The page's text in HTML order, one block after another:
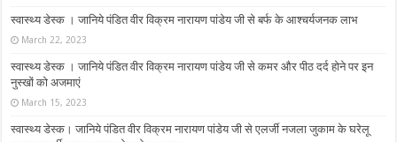
स्वास्थ्य डेस्क । जानिये पंडित वीर विक्रम नारायण पांडेय जी से बर्फ के आश्चर्यजनक लाभ
March 22, 2023
स्वास्थ्य डेस्क । जानिये पंडित वीर विक्रम नारायण पांडेय जी से कमर और पीठ दर्द होने पर इन
नुस्‍खों को अजमाएं
March 15, 2023
स्वास्थ्य डेस्क। जानिये पंडित वीर विक्रम नारायण पांडेय जी से एलर्जी नजला जुकाम के घरेलू